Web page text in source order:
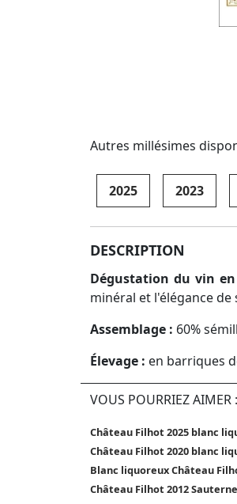
Autres millésimes
2025 2023
DESCRIPTION
Dégustation du vin
minéral et l'élégance de
Assemblage : 60%
Élevage : en barriques
VOUS POURRIEZ AIMER
Château Filhot 2025 blanc
Château Filhot 2020 blanc
Blanc liquoreux Château
Château Filhot 2012